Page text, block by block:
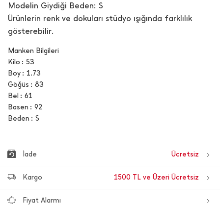
Modelin Giydiği Beden: S
Ürünlerin renk ve dokuları stüdyo ışığında farklılık
gösterebilir.
Manken Bilgileri
Kilo
53
Boy
1.73
Göğüs
83
Bel
61
Basen
92
Beden
S
İade Ücretsiz
Kargo 1500 TL ve Üzeri Ücretsiz
Fiyat Alarmı